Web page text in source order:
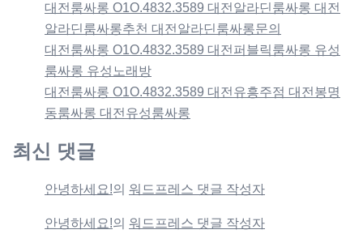
대전룸싸롱 O1O.4832.3589 대전알라딘룸싸롱 대전
알라딘룸싸롱추천 대전알라딘룸싸롱문의
대전룸싸롱 O1O.4832.3589 대전퍼블릭룸싸롱 유성
룸싸롱 유성노래방
대전룸싸롱 O1O.4832.3589 대전유흥주점 대전봉명
동룸싸롱 대전유성룸싸롱
최신 댓글
안녕하세요!의 워드프레스 댓글 작성자
안녕하세요!의 워드프레스 댓글 작성자